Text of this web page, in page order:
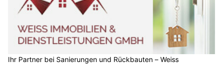
Ihr Partner bei Sanierungen und Rückbauten – Weiss